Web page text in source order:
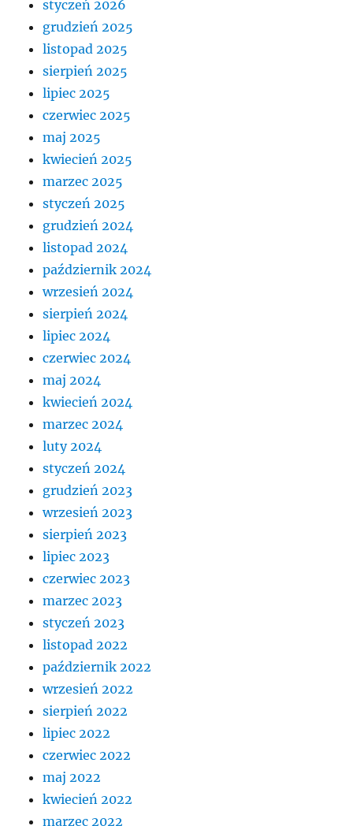
styczeń 2026
grudzień 2025
listopad 2025
sierpień 2025
lipiec 2025
czerwiec 2025
maj 2025
kwiecień 2025
marzec 2025
styczeń 2025
grudzień 2024
listopad 2024
październik 2024
wrzesień 2024
sierpień 2024
lipiec 2024
czerwiec 2024
maj 2024
kwiecień 2024
marzec 2024
luty 2024
styczeń 2024
grudzień 2023
wrzesień 2023
sierpień 2023
lipiec 2023
czerwiec 2023
marzec 2023
styczeń 2023
listopad 2022
październik 2022
wrzesień 2022
sierpień 2022
lipiec 2022
czerwiec 2022
maj 2022
kwiecień 2022
marzec 2022